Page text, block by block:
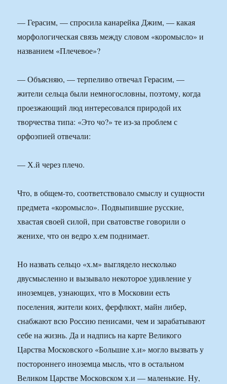
— Герасим, — спросила канарейка Джим, — какая
морфологическая связь между словом «коромысло» и
названием «Плечевое»?
— Объясняю, — терпеливо отвечал Герасим, —
жители сельца были немногословны, поэтому, когда
проезжающий люд интересовался природой их
творчества типа: «Это чо?» те из-за проблем с
орфоэпией отвечали:
— Х.й через плечо.
Что, в общем-то, соответствовало смыслу и сущности
предмета «коромысло». Подвыпившие русские,
хвастая своей силой, при сватовстве говорили о
женихе, что он ведро х.ем поднимает.
Но назвать сельцо «х.м» выглядело несколько
двусмысленно и вызывало некоторое удивление у
иноземцев, узнающих, что в Московии есть
поселения, жители коих, ферфлюхт, майн либер,
снабжают всю Россию пенисами, чем и зарабатывают
себе на жизнь. Да и надпись на карте Великого
Царства Московского «Большие х.и» могло вызвать у
постороннего иноземца мысль, что в остальном
Великом Царстве Московском х.и — маленькие. Ну,